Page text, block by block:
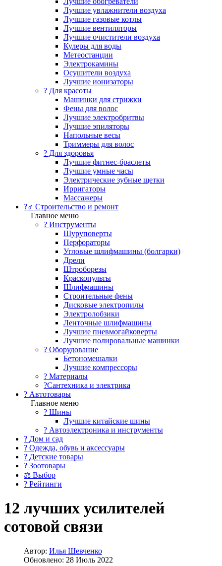
Лучшие увлажнители воздуха
Лучшие газовые котлы
Лучшие вентиляторы
Лучшие очистители воздуха
Кулеры для воды
Метеостанции
Электрокамины
Осушители воздуха
Лучшие ионизаторы
? Для красоты
Машинки для стрижки
Фены для волос
Лучшие электробритвы
Лучшие эпиляторы
Напольные весы
Триммеры для волос
? Для здоровья
Лучшие фитнес-браслеты
Лучшие умные часы
Электрические зубные щетки
Ирригаторы
Массажеры
?‍♂️ Строительство и ремонт
Главное меню
?️ Инструменты
Шуруповерты
Перфораторы
Угловые шлифмашины (болгарки)
Дрели
Штроборезы
Краскопульты
Шлифмашины
Строительные фены
Дисковые электропилы
Электролобзики
Ленточные шлифмашины
Лучшие пневмогайковерты
Лучшие полировальные машинки
?️ Оборудование
Бетономешалки
Лучшие компрессоры
? Материалы
?Сантехника и электрика
? Автотовары
Главное меню
? Шины
Лучшие китайские шины
? Автоэлектроника и инструменты
? Дом и сад
? Одежда, обувь и аксессуары
? Детские товары
? Зоотовары
⚖ Выбор
? Рейтинги
12 лучших усилителей
сотовой связи
Автор: Илья Шевченко
Обновлено: 28 Июль 2022